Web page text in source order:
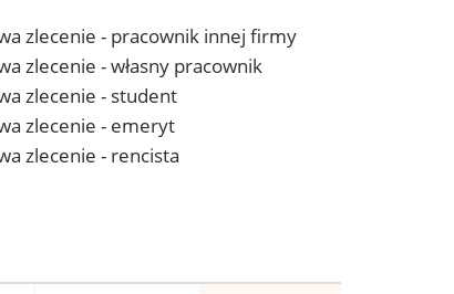
zlecenie - pracownik innej firmy
zlecenie - własny pracownik
zlecenie - student
zlecenie - emeryt
zlecenie - rencista